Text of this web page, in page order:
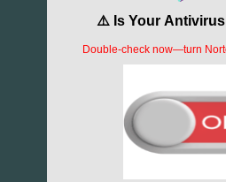
Гарри Поттер...